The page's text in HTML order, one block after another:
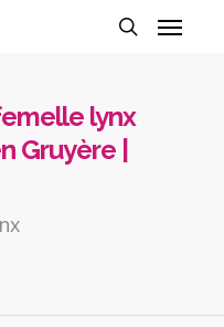
lynx
Gruyère |